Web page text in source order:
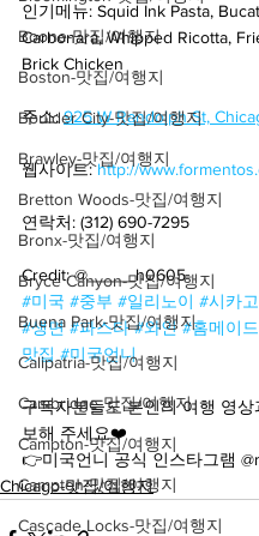
Boone-맛집/여행지
Boston-맛집/여행지
Boulder City-맛집/여행지
Brawley-맛집/여행지
Bretton Woods-맛집/여행지
Bronx-맛집/여행지
Bryce Canyon-맛집/여행지
Buena Park-맛집/여행지
Calipatria-맛집/여행지
Cambridge-맛집/여행지
Campton-맛집/여행지
Campton-맛집/여행지
Cascade Locks-맛집/여행지
인기메뉴: Squid Ink Pasta,
Carbonara, Whipped Ricotta,
Brick Chicken
주소: 925 W Randolph St,
웹사이트: http://
연락처: (312) 690-7295
Credit: @_____h0605
#미국 #중부 #일리노이 #시카고
#생면 #파스타 #와인 #홈메이드
맛집 #미국언니
구독자분들도 본인의 여행 영상
보해 주세요❤️
👉미국언니 공식 인스타그램
Chicago-맛집/여행지